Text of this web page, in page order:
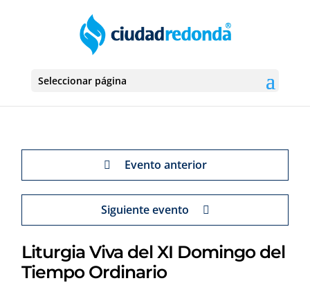
Seleccionar página
Evento anterior
Siguiente evento
Liturgia Viva del XI Domingo del
Tiempo Ordinario